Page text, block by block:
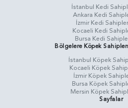
İstanbul Kedi
Ankara Kedi
İzmir Kedi
Kocaeli Kedi
Bursa Kedi
Bölgelere Köpek
İstanbul Köpek
Kocaeli Köpek
İzmir Köpek
Bursa Köpek
Mersin Köpek
Sayfalar